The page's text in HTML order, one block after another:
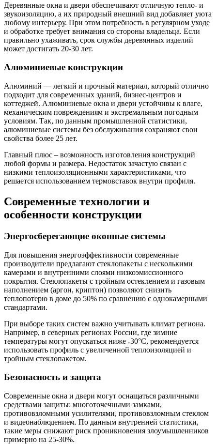
Деревянные окна и двери обеспечивают отличную тепло- и
звукоизоляцию, а их природный внешний вид добавляет уюта
любому интерьеру. При этом потребность в регулярном уходе
и обработке требует внимания со стороны владельца. Если
правильно ухаживать, срок службы деревянных изделий
может достигать 20-30 лет.
Алюминиевые конструкции
Алюминий — легкий и прочный материал, который отлично
подходит для современных зданий, бизнес-центров и
коттеджей. Алюминиевые окна и двери устойчивы к влаге,
механическим повреждениям и экстремальным погодным
условиям. Так, по данным промышленной статистики,
алюминиевые системы без обслуживания сохраняют свои
свойства более 25 лет.
Главный плюс – возможность изготовления конструкций
любой формы и размера. Недостаток зачастую связан с
низкими теплоизоляционными характеристиками, что
решается использованием термовставок внутри профиля.
Современные технологии и
особенности конструкции
Энергосберегающие оконные системы
Для повышения энергоэффективности современные
производители предлагают стеклопакеты с несколькими
камерами и внутренними слоями низкоэмиссионного
покрытия. Стеклопакеты с тройным остеклением и газовым
наполнением (аргон, криптон) позволяют снизить
теплопотерю в доме до 50% по сравнению с однокамерными
стандартами.
При выборе таких систем важно учитывать климат региона.
Например, в северных регионах России, где зимние
температуры могут опускаться ниже -30°C, рекомендуется
использовать профиль с увеличенной теплоизоляцией и
тройным стеклопакетом.
Безопасность и защита
Современные окна и двери могут оснащаться различными
средствами защиты: многоточечными замками,
противовзломными усилителями, противовзломным стеклом
и видеонаблюдением. По данным внутренней статистики,
такие меры снижают риск проникновения злоумышленников
примерно на 25-30%.